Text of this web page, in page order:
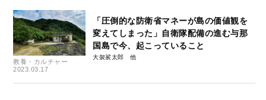
教養・カルチャー
2023.03.17
「圧倒的な防衛省マネーが島の価値観を
変えてしまった」自衛隊配備の進む与那
国島で今、起こっていること
大袈裟太郎